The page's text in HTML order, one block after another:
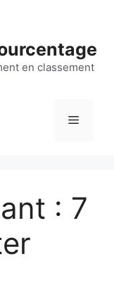
en classement
Menu
: 7